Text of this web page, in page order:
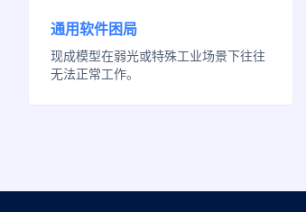
通用软件困局
现成模型在弱光或特殊工业场景下往往
无法正常工作。